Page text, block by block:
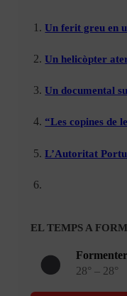
Un ferit greu en
Un helicòpter
Un documental
“Les copines de
L’Autoritat
EL TEMPS A
28° – 28°